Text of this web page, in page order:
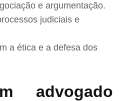
e argumentação.
judiciais e
a ética e a defesa dos
advogado